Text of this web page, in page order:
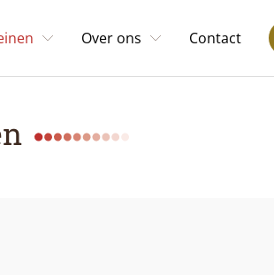
Over ons Contact